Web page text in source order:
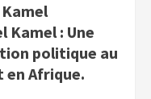
Kamel : Une
politique au
en Afrique.